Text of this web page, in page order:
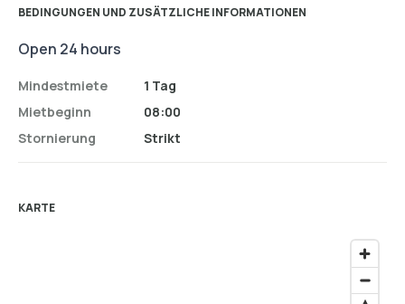
BEDINGUNGEN UND ZUSÄTZLICHE INFORMATIONEN
Open 24 hours
Mindestmiete
Mietbeginn
Stornierung
1 Tag
08:00
Strikt
KARTE